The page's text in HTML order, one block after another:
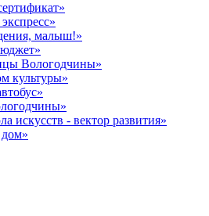
малыш!»
Вологодчины»
культуры»
искусств - вектор развития»